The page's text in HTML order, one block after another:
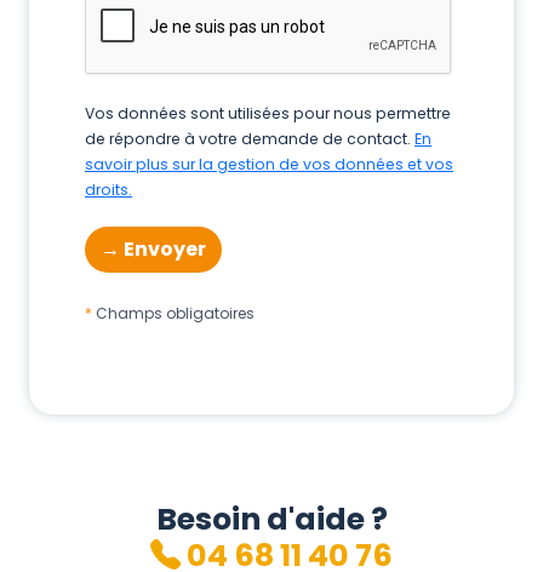
Vos données sont utilisées pour nous permettre
de répondre à votre demande de contact. En
savoir plus sur la gestion de vos données et vos
droits.
Champs obligatoires
Besoin d'aide ?
04 68 11 40 76